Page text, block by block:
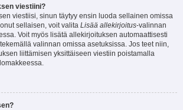
viestiini?
viestiisi, sinun täytyy ensin luoda sellainen omissa
sellaisen, voit valita Lisää allekirjoitus-valinnan
Voit myös lisätä allekirjoituksen automaattisesti
valinnan omissa asetuksissa. Jos teet niin,
liittämisen yksittäiseen viestiin poistamalla